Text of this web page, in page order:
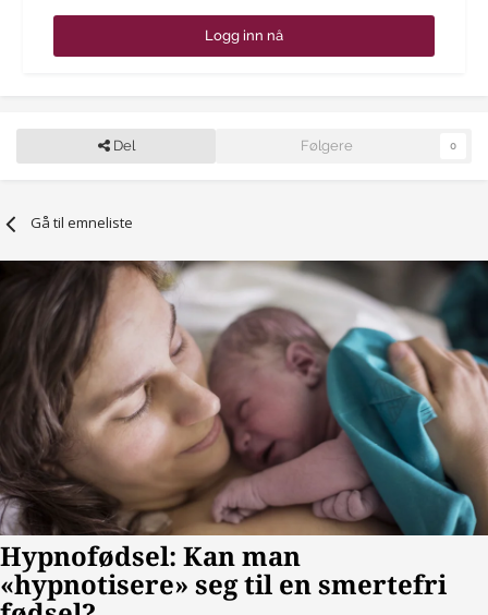
Logg inn nå
Del Følgere 0
Gå til emneliste